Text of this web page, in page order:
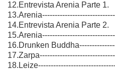
12.Entrevista Arenia Parte 1.
14.Entrevista Arenia Parte 2.
16.Drunken